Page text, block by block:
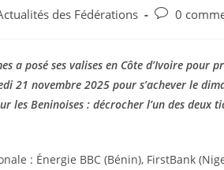
des Fédérations 0
a posé ses valises en Côte d’Ivoire pour
21 novembre 2025 pour s’achever le
les Beninoises : décrocher l’un des
: Énergie BBC (Bénin), FirstBank